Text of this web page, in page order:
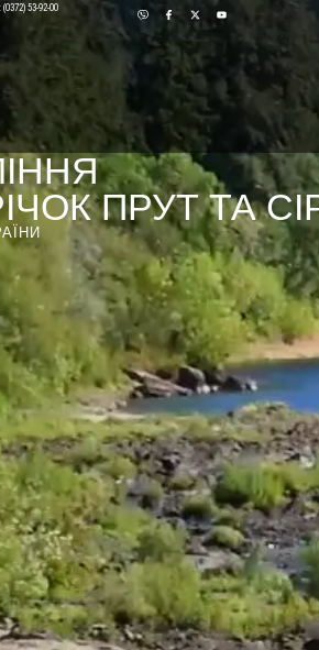
(0372) 53-92-00
ПРУТ ТА